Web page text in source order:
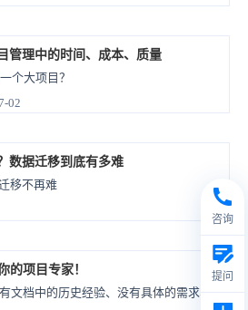
管理中的时间、成本、质量
个大项目？
02
数据迁移到底有多难
移不再难
的项目专家！
没有内部的项目规范、没有文档中的历史经验、没有具体的需求、任务和用例……这样的AI，又怎能为项目创造精准的价值？
咨询
提问